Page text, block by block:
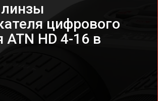
цифрового
ATN HD 4-16 в